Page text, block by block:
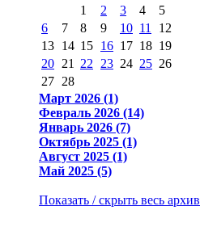
1
2 3 4
5
6
7 8 9 10 11
12
13 14 15 16 17 18 19
20 21 22 23 24 25 26
27 28
Март 2026 (1)
Февраль 2026 (14)
Январь 2026 (7)
Октябрь 2025 (1)
Август 2025 (1)
Май 2025 (5)
Показать / скрыть весь архив